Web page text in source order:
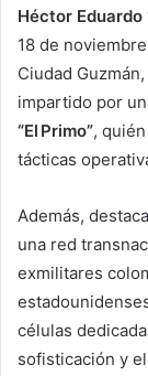
Héctor Eduardo
18 de
Ciudad
impartido por
“El Primo”,
tácticas
Además,
una red
exmilitares
células
sofisticación y